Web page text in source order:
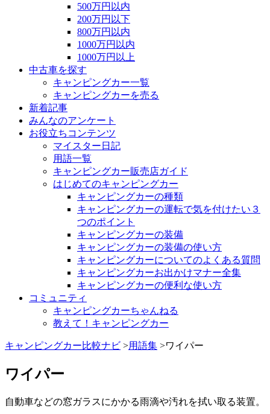
500万円以内
200万円以下
800万円以内
1000万円以内
1000万円以上
中古車を探す
キャンピングカー一覧
キャンピングカーを売る
新着記事
みんなのアンケート
お役立ちコンテンツ
マイスター日記
用語一覧
キャンピングカー販売店ガイド
はじめてのキャンピングカー
キャンピングカーの種類
キャンピングカーの運転で気を付けたい３
つのポイント
キャンピングカーの装備
キャンピングカーの装備の使い方
キャンピングカーについてのよくある質問
キャンピングカーお出かけマナー全集
キャンピングカーの便利な使い方
コミュニティ
キャンピングカーちゃんねる
教えて！キャンピングカー
キャンピングカー比較ナビ >用語集 >ワイパー
ワイパー
自動車などの窓ガラスにかかる雨滴や汚れを拭い取る装置。